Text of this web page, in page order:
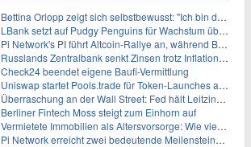
Bettina Orlopp zeigt sich selbstbewusst: "Ich bin die Vorstandsvorsitzende"
LBank setzt auf Pudgy Penguins für Wachstum über den Handel hinaus
Pi Network's PI führt Altcoin-Rallye an, während Bitcoin $65.000 anpeilt
Russlands Zentralbank senkt Zinsen trotz Inflations-Schock – ein riskantes Spiel
Check24 beendet eigene Baufi-Vermittlung
Uniswap startet Pools.trade für Token-Launches auf Robinhood Chain
Überraschung an der Wall Street: Fed hält Leitzins fest – aber Warsh sendet klares Signal
Berliner Fintech Moss steigt zum Einhorn auf
Vermietete Immobilien als Altersvorsorge: Wie viel Rendite Vermieter wirklich verdienen
Pi Network erreicht zwei bedeutende Meilensteine in einer Rallye